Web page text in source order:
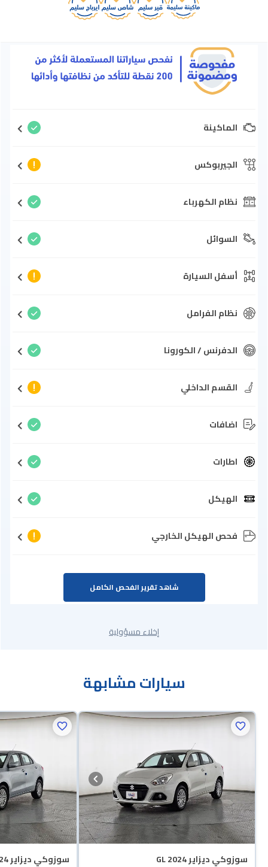
الماكينة
الجيربوكس
نظام الكهرباء
السوائل
أسفل السيارة
نظام الفرامل
الدفرنس / الكورونا
القسم الداخلي
اضافات
اطارات
الهيكل
فحص الهيكل الخارجي
شاهد تقرير الفحص الكامل
إخلاء مسؤولية
سيارات مشابهة
سوزوكي ديزاير GL 2024 سوزوكي ديزاير GL 2024